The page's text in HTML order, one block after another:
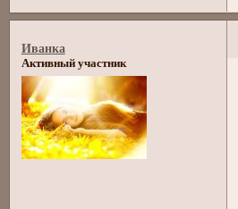
Иванка
Активный участник